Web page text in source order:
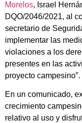
Morelos, Israel
DQO/2046/2021, al
secretario de
implementar las
violaciones a los
presentes en las
proyecto campesino”.
En un comunicado,
crecimiento
relativo al uso y